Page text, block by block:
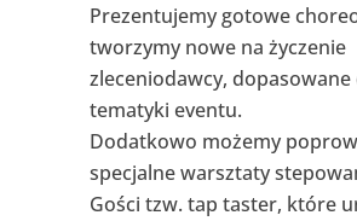
Prezentujemy gotowe
tworzymy nowe na życzenie
zleceniodawcy, dopasowane
tematyki eventu.
Dodatkowo możemy
specjalne warsztaty
Gości tzw. tap taster, które